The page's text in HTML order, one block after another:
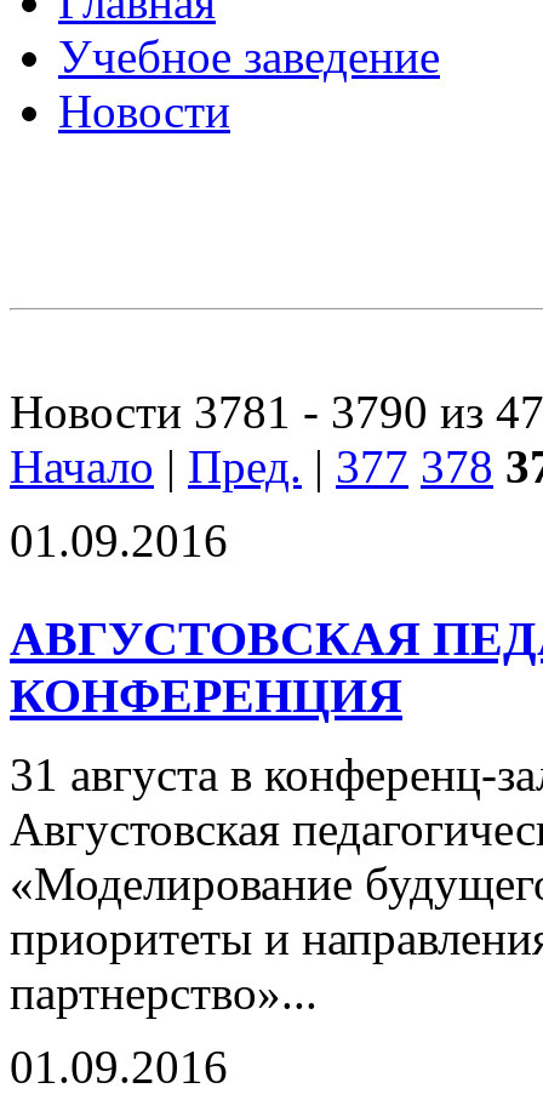
Учебное заведение
Новости
Новости 3781 - 3790 из
Начало | Пред. | 377 378
01.09.2016
АВГУСТОВСКАЯ
КОНФЕРЕНЦИЯ
31 августа в конференц-
Августовская
«Моделирование
приоритеты и
партнерство»...
01.09.2016